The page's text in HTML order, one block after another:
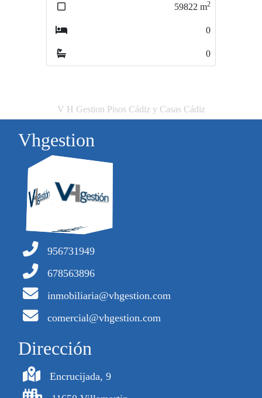
59822m2
V H Gestion Pisos Cádiz y Casas Cádiz
Vhgestion
956731949
678563896
inmobiliaria@vhgestion.com
comercial@vhgestion.com
Dirección
Encrucijada, 9